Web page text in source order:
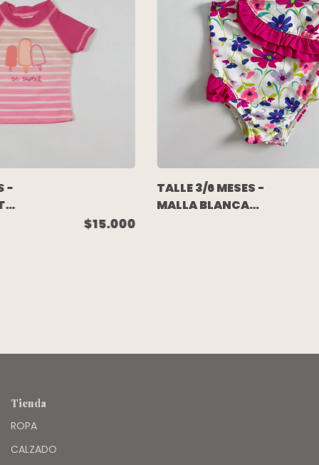
-
$15.000
TALLE 3/6 MESES -
MALLA BLANCA
Tienda
ROPA
CALZADO